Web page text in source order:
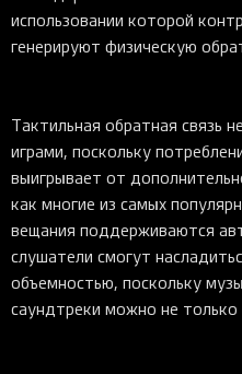
использовании которой
генерируют физическую
Тактильная обратная связь
играми, поскольку
выигрывает от
как многие из самых
вещания поддерживаются
слушатели смогут
объемностью, поскольку
саундтреки можно не